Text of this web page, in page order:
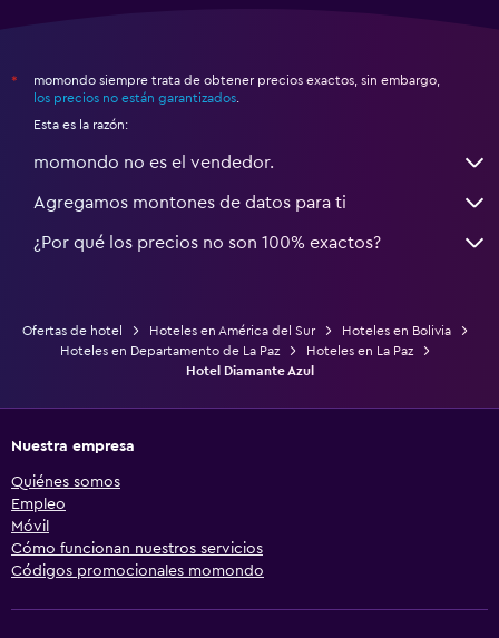
*
momondo siempre trata de obtener precios exactos, sin embargo,
los precios no están garantizados
Esta es la razón:
momondo no es el vendedor.
Agregamos montones de datos para ti
¿Por qué los precios no son 100% exactos?
Ofertas de hotel Hoteles en América del Sur
Hoteles en Bolivia
Hoteles en Departamento de La Paz
Hoteles en La Paz
Hotel Diamante Azul
Nuestra empresa
Quiénes somos
Empleo
Móvil
Cómo funcionan nuestros servicios
Códigos promocionales momondo